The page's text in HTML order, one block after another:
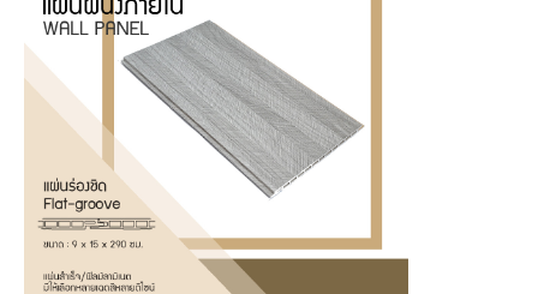
ภายใน
1.0x60.0x290
ซม.
ร่อง